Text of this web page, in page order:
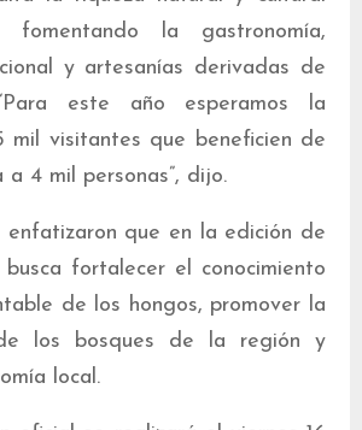
fomentando la gastronomía,
y artesanías derivadas de
este año esperamos la
mil visitantes que beneficien de
a 4 mil personas”, dijo.
enfatizaron que en la edición de
fortalecer el conocimiento
de los hongos, promover la
de los bosques de la región y
local.